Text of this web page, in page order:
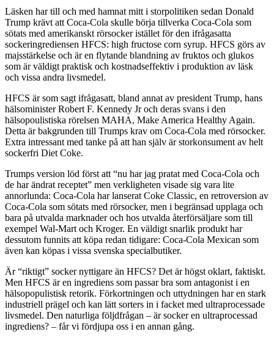
Läsken har till och med hamnat mitt i storpolitiken sedan Donald
Trump krävt att Coca-Cola skulle börja tillverka Coca-Cola som
sötats med amerikanskt rörsocker istället för den ifrågasatta
sockeringrediensen HFCS: high fructose corn syrup. HFCS görs av
majsstärkelse och är en flytande blandning av fruktos och glukos
som är väldigt praktisk och kostnadseffektiv i produktion av läsk
och vissa andra livsmedel.
HFCS är som sagt ifrågasatt, bland annat av president Trump, hans
hälsominister Robert F. Kennedy Jr och deras svans i den
hälsopoulistiska rörelsen MAHA, Make America Healthy Again.
Detta är bakgrunden till Trumps krav om Coca-Cola med rörsocker.
Extra intressant med tanke på att han själv är storkonsument av helt
sockerfri Diet Coke.
Trumps version löd först att “nu har jag pratat med Coca-Cola och
de har ändrat receptet” men verkligheten visade sig vara lite
annorlunda: Coca-Cola har lanserat Coke Classic, en retroversion av
Coca-Cola som sötats med rörsocker, men i begränsad upplaga och
bara på utvalda marknader och hos utvalda återförsäljare som till
exempel Wal-Mart och Kroger. En väldigt snarlik produkt har
dessutom funnits att köpa redan tidigare: Coca-Cola Mexican som
även kan köpas i vissa svenska specialbutiker.
Är “riktigt” socker nyttigare än HFCS? Det är högst oklart, faktiskt.
Men HFCS är en ingrediens som passar bra som antagonist i en
hälsopopulistisk retorik. Förkortningen och uttydningen har en stark
industriell prägel och kan lätt sorters in i facket med ultraprocessade
livsmedel. Den naturliga följdfrågan – är socker en ultraprocessad
ingrediens? – får vi fördjupa oss i en annan gång.